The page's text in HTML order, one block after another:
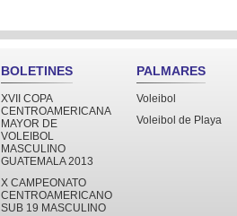
BOLETINES
XVII COPA
CENTROAMERICANA
MAYOR DE
VOLEIBOL
MASCULINO
GUATEMALA 2013
X CAMPEONATO
CENTROAMERICANO
SUB 19 MASCULINO
PALMARES
Voleibol
Voleibol de Playa